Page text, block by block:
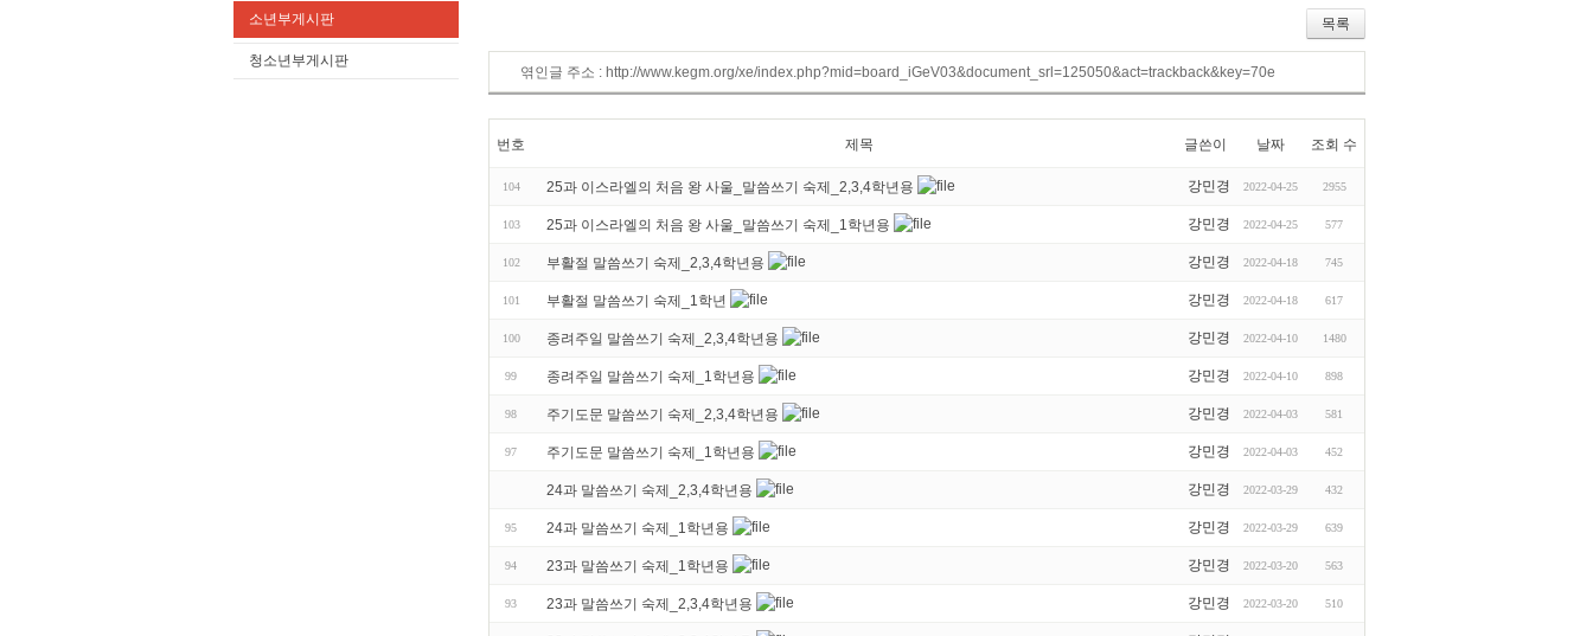
소년부게시판
청소년부게시판
목록
엮인글 주소 : http://www.kegm.org/xe/index.php?mid=board_iGeV03&document_srl=125050&act=trackback&key=70e
번호 제목 글쓴이 날짜 조회 수
104 25과 이스라엘의 처음 왕 사울_말씀쓰기 숙제_2,3,4학년용 강민경 2022-04-25 2955
103 25과 이스라엘의 처음 왕 사울_말씀쓰기 숙제_1학년용 강민경 2022-04-25 577
102 부활절 말씀쓰기 숙제_2,3,4학년용 강민경 2022-04-18 745
101 부활절 말씀쓰기 숙제_1학년 강민경 2022-04-18 617
100 종려주일 말씀쓰기 숙제_2,3,4학년용 강민경 2022-04-10 1480
99 종려주일 말씀쓰기 숙제_1학년용 강민경 2022-04-10 898
98 주기도문 말씀쓰기 숙제_2,3,4학년용 강민경 2022-04-03 581
97 주기도문 말씀쓰기 숙제_1학년용 강민경 2022-04-03 452
24과 말씀쓰기 숙제_2,3,4학년용 강민경 2022-03-29 432
95 24과 말씀쓰기 숙제_1학년용 강민경 2022-03-29 639
94 23과 말씀쓰기 숙제_1학년용 강민경 2022-03-20 563
93 23과 말씀쓰기 숙제_2,3,4학년용 강민경 2022-03-20 510